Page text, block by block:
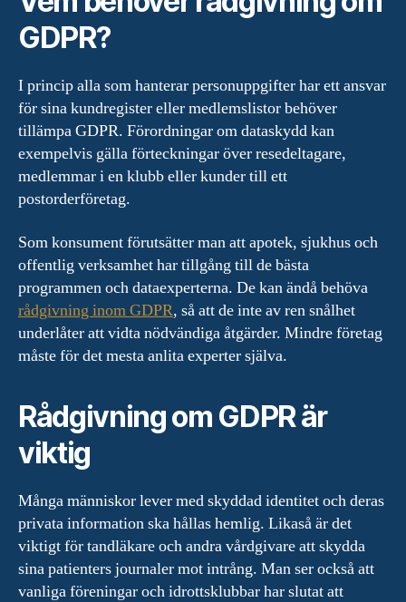
GDPR?
I princip alla som hanterar personuppgifter har ett ansvar
för sina kundregister eller medlemslistor behöver
tillämpa GDPR. Förordningar om dataskydd kan
exempelvis gälla förteckningar över resedeltagare,
medlemmar i en klubb eller kunder till ett
postorderföretag.
Som konsument förutsätter man att apotek, sjukhus och
offentlig verksamhet har tillgång till de bästa
programmen och dataexperterna. De kan ändå behöva
rådgivning inom GDPR, så att de inte av ren snålhet
underlåter att vidta nödvändiga åtgärder. Mindre företag
måste för det mesta anlita experter själva.
Rådgivning om GDPR är
viktig
Många människor lever med skyddad identitet och deras
privata information ska hållas hemlig. Likaså är det
viktigt för tandläkare och andra vårdgivare att skydda
sina patienters journaler mot intrång. Man ser också att
vanliga föreningar och idrottsklubbar har slutat att